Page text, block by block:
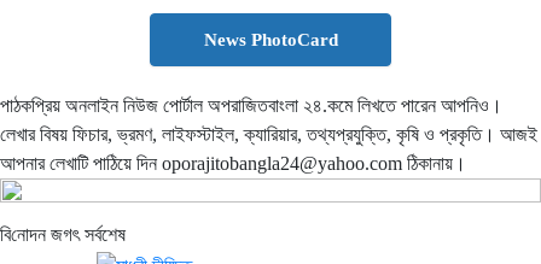
News PhotoCard
পাঠকপ্রিয় অনলাইন নিউজ পোর্টাল অপরাজিতবাংলা ২৪.কমে লিখতে পারেন আপনিও।
লেখার বিষয় ফিচার, ভ্রমণ, লাইফস্টাইল, ক্যারিয়ার, তথ্যপ্রযুক্তি, কৃষি ও প্রকৃতি। আজই
আপনার লেখাটি পাঠিয়ে দিন oporajitobangla24@yahoo.com ঠিকানায়।
বি‌নোদন জগৎ সর্বশেষ